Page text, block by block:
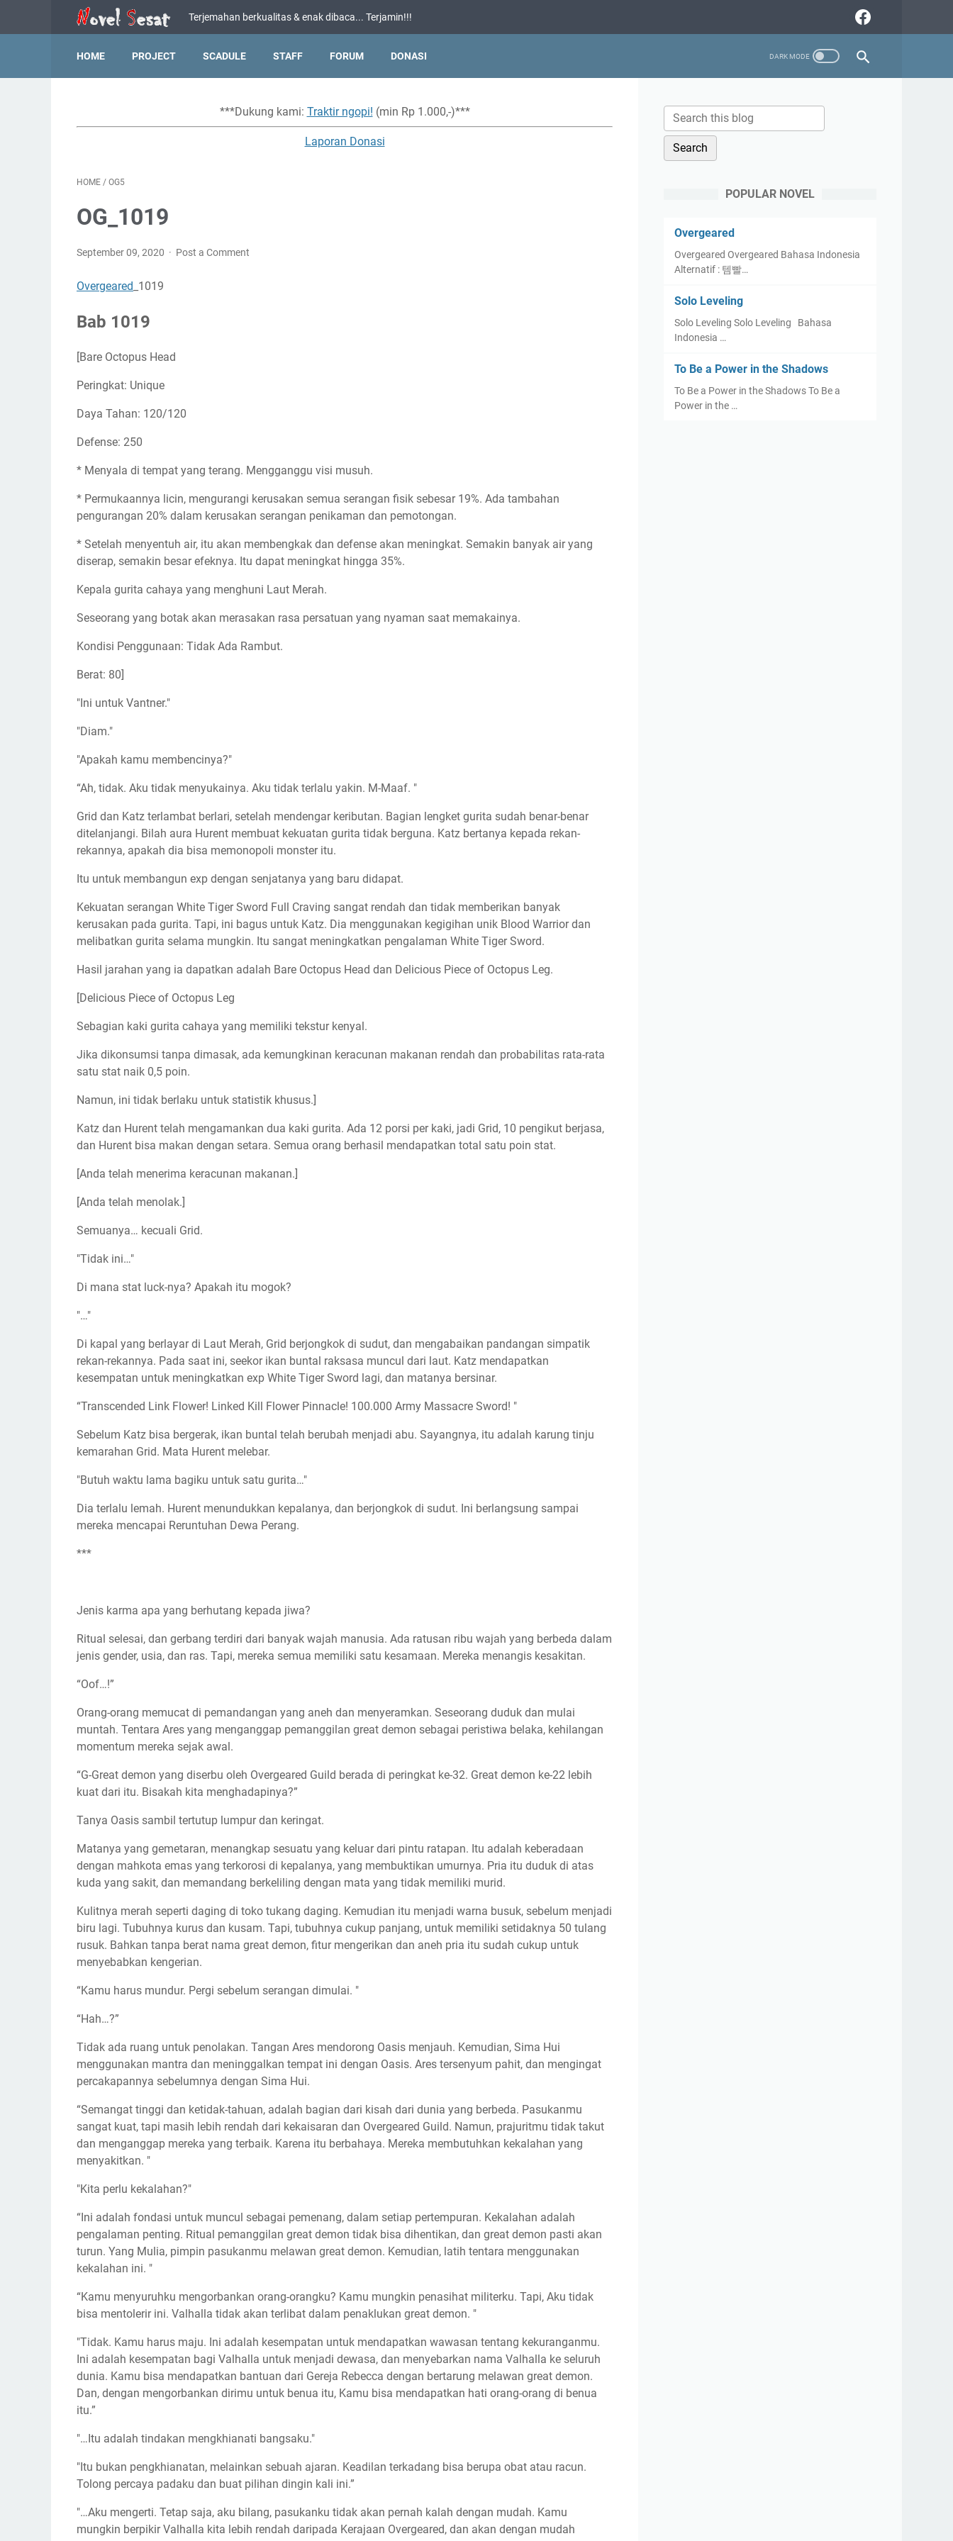
Terjemahan berkualitas & enak dibaca... Terjamin!!!
HOME PROJECT SCADULE STAFF FORUM DONASI
***Dukung kami: Traktir ngopi! (min Rp 1.000,-)***
Laporan Donasi
HOME / OG5
OG_1019
September 09, 2020 Post a Comment
Overgeared _1019
Bab 1019
[Bare Octopus Head
Peringkat: Unique
Daya Tahan: 120/120
Defense: 250
* Menyala di tempat yang terang. Mengganggu visi musuh.
* Permukaannya licin, mengurangi kerusakan semua serangan fisik sebesar 19%. Ada tambahan
pengurangan 20% dalam kerusakan serangan penikaman dan pemotongan.
* Setelah menyentuh air, itu akan membengkak dan defense akan meningkat. Semakin banyak air yang
diserap, semakin besar efeknya. Itu dapat meningkat hingga 35%.
Kepala gurita cahaya yang menghuni Laut Merah.
Seseorang yang botak akan merasakan rasa persatuan yang nyaman saat memakainya.
Kondisi Penggunaan: Tidak Ada Rambut.
Berat: 80]
"Ini untuk Vantner."
"Diam."
"Apakah kamu membencinya?"
“Ah, tidak. Aku tidak menyukainya. Aku tidak terlalu yakin. M-Maaf. "
Grid dan Katz terlambat berlari, setelah mendengar keributan. Bagian lengket gurita sudah benar-benar
ditelanjangi. Bilah aura Hurent membuat kekuatan gurita tidak berguna. Katz bertanya kepada rekan-
rekannya, apakah dia bisa memonopoli monster itu.
Itu untuk membangun exp dengan senjatanya yang baru didapat.
Kekuatan serangan White Tiger Sword Full Craving sangat rendah dan tidak memberikan banyak
kerusakan pada gurita. Tapi, ini bagus untuk Katz. Dia menggunakan kegigihan unik Blood Warrior dan
melibatkan gurita selama mungkin. Itu sangat meningkatkan pengalaman White Tiger Sword.
Hasil jarahan yang ia dapatkan adalah Bare Octopus Head dan Delicious Piece of Octopus Leg.
[Delicious Piece of Octopus Leg
Sebagian kaki gurita cahaya yang memiliki tekstur kenyal.
Jika dikonsumsi tanpa dimasak, ada kemungkinan keracunan makanan rendah dan probabilitas rata-rata
satu stat naik 0,5 poin.
Namun, ini tidak berlaku untuk statistik khusus.]
Katz dan Hurent telah mengamankan dua kaki gurita. Ada 12 porsi per kaki, jadi Grid, 10 pengikut berjasa,
dan Hurent bisa makan dengan setara. Semua orang berhasil mendapatkan total satu poin stat.
[Anda telah menerima keracunan makanan.]
[Anda telah menolak.]
Semuanya… kecuali Grid.
"Tidak ini…"
Di mana stat luck-nya? Apakah itu mogok?
"…"
Di kapal yang berlayar di Laut Merah, Grid berjongkok di sudut, dan mengabaikan pandangan simpatik
rekan-rekannya. Pada saat ini, seekor ikan buntal raksasa muncul dari laut. Katz mendapatkan
kesempatan untuk meningkatkan exp White Tiger Sword lagi, dan matanya bersinar.
“Transcended Link Flower! Linked Kill Flower Pinnacle! 100.000 Army Massacre Sword! "
Sebelum Katz bisa bergerak, ikan buntal telah berubah menjadi abu. Sayangnya, itu adalah karung tinju
kemarahan Grid. Mata Hurent melebar.
"Butuh waktu lama bagiku untuk satu gurita…"
Dia terlalu lemah. Hurent menundukkan kepalanya, dan berjongkok di sudut. Ini berlangsung sampai
mereka mencapai Reruntuhan Dewa Perang.
***
Jenis karma apa yang berhutang kepada jiwa?
Ritual selesai, dan gerbang terdiri dari banyak wajah manusia. Ada ratusan ribu wajah yang berbeda dalam
jenis gender, usia, dan ras. Tapi, mereka semua memiliki satu kesamaan. Mereka menangis kesakitan.
“Oof…!”
Orang-orang memucat di pemandangan yang aneh dan menyeramkan. Seseorang duduk dan mulai
muntah. Tentara Ares yang menganggap pemanggilan great demon sebagai peristiwa belaka, kehilangan
momentum mereka sejak awal.
“G-Great demon yang diserbu oleh Overgeared Guild berada di peringkat ke-32. Great demon ke-22 lebih
kuat dari itu. Bisakah kita menghadapinya?”
Tanya Oasis sambil tertutup lumpur dan keringat.
Matanya yang gemetaran, menangkap sesuatu yang keluar dari pintu ratapan. Itu adalah keberadaan
dengan mahkota emas yang terkorosi di kepalanya, yang membuktikan umurnya. Pria itu duduk di atas
kuda yang sakit, dan memandang berkeliling dengan mata yang tidak memiliki murid.
Kulitnya merah seperti daging di toko tukang daging. Kemudian itu menjadi warna busuk, sebelum menjadi
biru lagi. Tubuhnya kurus dan kusam. Tapi, tubuhnya cukup panjang, untuk memiliki setidaknya 50 tulang
rusuk. Bahkan tanpa berat nama great demon, fitur mengerikan dan aneh pria itu sudah cukup untuk
menyebabkan kengerian.
“Kamu harus mundur. Pergi sebelum serangan dimulai. "
“Hah…?”
Tidak ada ruang untuk penolakan. Tangan Ares mendorong Oasis menjauh. Kemudian, Sima Hui
menggunakan mantra dan meninggalkan tempat ini dengan Oasis. Ares tersenyum pahit, dan mengingat
percakapannya sebelumnya dengan Sima Hui.
“Semangat tinggi dan ketidak-tahuan, adalah bagian dari kisah dari dunia yang berbeda. Pasukanmu
sangat kuat, tapi masih lebih rendah dari kekaisaran dan Overgeared Guild. Namun, prajuritmu tidak takut
dan menganggap mereka yang terbaik. Karena itu berbahaya. Mereka membutuhkan kekalahan yang
menyakitkan. "
"Kita perlu kekalahan?"
“Ini adalah fondasi untuk muncul sebagai pemenang, dalam setiap pertempuran. Kekalahan adalah
pengalaman penting. Ritual pemanggilan great demon tidak bisa dihentikan, dan great demon pasti akan
turun. Yang Mulia, pimpin pasukanmu melawan great demon. Kemudian, latih tentara menggunakan
kekalahan ini. "
“Kamu menyuruhku mengorbankan orang-orangku? Kamu mungkin penasihat militerku. Tapi, Aku tidak
bisa mentolerir ini. Valhalla tidak akan terlibat dalam penaklukan great demon. "
"Tidak. Kamu harus maju. Ini adalah kesempatan untuk mendapatkan wawasan tentang kekuranganmu.
Ini adalah kesempatan bagi Valhalla untuk menjadi dewasa, dan menyebarkan nama Valhalla ke seluruh
dunia. Kamu bisa mendapatkan bantuan dari Gereja Rebecca dengan bertarung melawan great demon.
Dan, dengan mengorbankan dirimu untuk benua itu, Kamu bisa mendapatkan hati orang-orang di benua
itu.”
"…Itu adalah tindakan mengkhianati bangsaku."
"Itu bukan pengkhianatan, melainkan sebuah ajaran. Keadilan terkadang bisa berupa obat atau racun.
Tolong percaya padaku dan buat pilihan dingin kali ini.”
"…Aku mengerti. Tetap saja, aku bilang, pasukanku tidak akan pernah kalah dengan mudah. Kamu
mungkin berpikir Valhalla kita lebih rendah daripada Kerajaan Overgeared, dan akan dengan mudah
POPULAR NOVEL
Overgeared
Overgeared Overgeared Bahasa Indonesia
Alternatif : 템빨…
Solo Leveling
Solo Leveling Solo Leveling Bahasa
Indonesia …
To Be a Power in the Shadows
To Be a Power in the Shadows To Be a
Power in the …